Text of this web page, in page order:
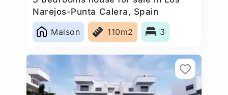
Narejos-Punta Calera, Spain
Maison
110m2 3